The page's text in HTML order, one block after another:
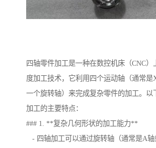
四轴零件加工是一种在数控机床（CNC）
度加工技术，它利用四个运动轴（通常是
一个旋转轴）来完成复杂零件的加工。以
加工的主要特点：
### 1. **复杂几何形状的加工能力**
- 四轴加工可以通过旋转轴（通常是A轴